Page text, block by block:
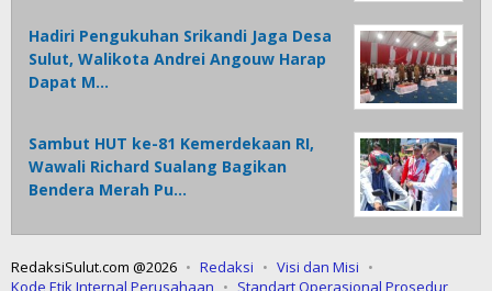
Hadiri Pengukuhan Srikandi Jaga Desa
Sulut, Walikota Andrei Angouw Harap
Dapat M…
Sambut HUT ke-81 Kemerdekaan RI,
Wawali Richard Sualang Bagikan
Bendera Merah Pu…
RedaksiSulut.com @2026 Redaksi
Visi dan Misi
Kode Etik Internal Perusahaan
Standart Operasional Prosedur